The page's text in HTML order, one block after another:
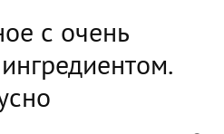
с очень